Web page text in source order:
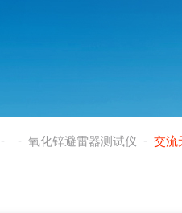
- - 氧化锌避雷器测试仪 - 交流